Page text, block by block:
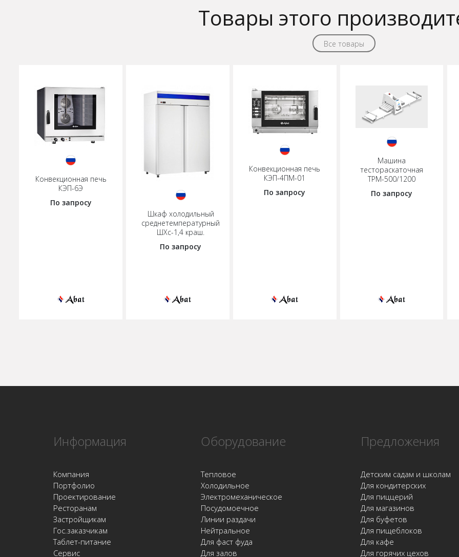
Товары этого
Все товары
Конвекционная печь
КЭП-6Э
По запросу
Шкаф холодильный
среднетемпературный
ШХс-1,4 краш.
По запросу
Конвекционная печь
КЭП-4ПМ-01
По запросу
Машина
тестораскаточная
ТРМ-500/1200
По запросу
Информация
Компания
Портфолио
Проектирование
Ресторанам
Застройщикам
Гос.заказчикам
Таблет-питание
Сервис
Оборудование
Тепловое
Холодильное
Электромеханическое
Посудомоечное
Линии раздачи
Нейтральное
Для фаст фуда
Для залов
Предложения
Детским садам и школам
Для кондитерских
Для пиццерий
Для магазинов
Для буфетов
Для пищеблоков
Для кафе
Для горячих цехов